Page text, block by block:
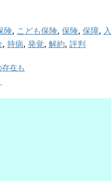
険, こども保険, 保険, 保障, 入
, 持病, 発覚, 解約, 評判
在も